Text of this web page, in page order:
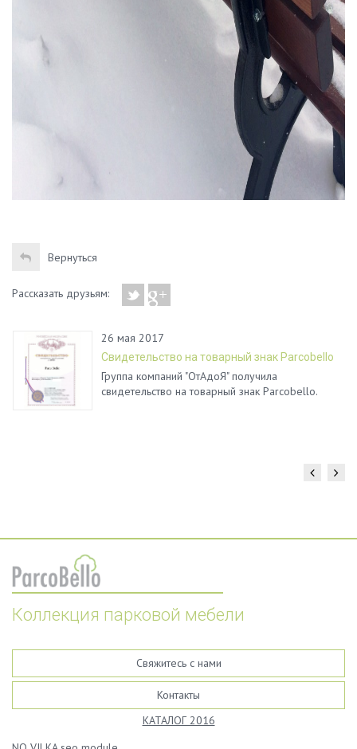
Вернуться
Рассказать друзьям:
26 мая 2017
Свидетельство на товарный знак Parcobello
Группа компаний "ОтАдоЯ" получила
свидетельство на товарный знак Parcobello.
Коллекция парковой мебели
Свяжитесь с нами
Контакты
КАТАЛОГ 2016